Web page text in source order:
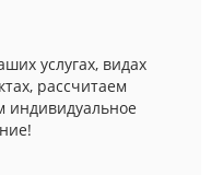
услугах, видах
рассчитаем
индивидуальное